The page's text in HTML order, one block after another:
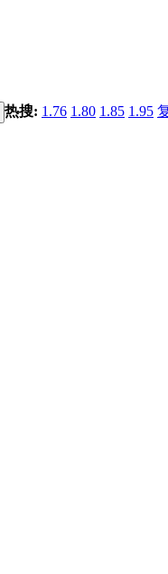
热搜: 1.76 1.80 1.85 1.95